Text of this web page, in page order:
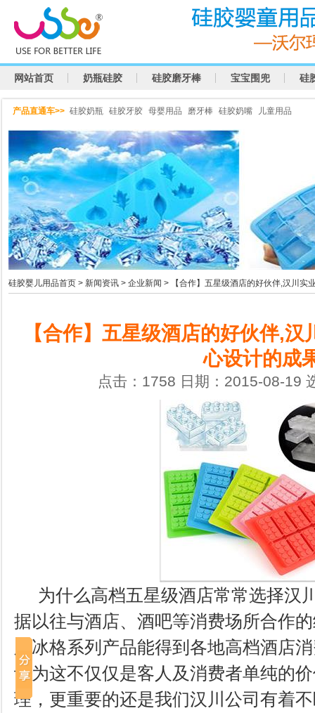
网站首页 奶瓶硅胶 硅胶磨牙棒 宝宝围兜 硅
产品直通车>> 硅胶奶瓶 硅胶牙胶 母婴用品 磨牙棒 硅胶奶嘴 儿童用品
硅胶婴儿用品首页 > 新闻资讯 > 企业新闻 > 【合作】五星级酒店的好伙伴,汉川实
【合作】五星级酒店的好伙伴,
心设计的成
点击：1758 日期：2015-08-19
为什么高档五星级酒店常常选择汉
据以往与酒店、酒吧等消费场所合作
胶冰格系列产品能得到各地高档酒店
认为这不仅仅是客人及消费者单纯的
理，更重要的还是我们汉川公司有着